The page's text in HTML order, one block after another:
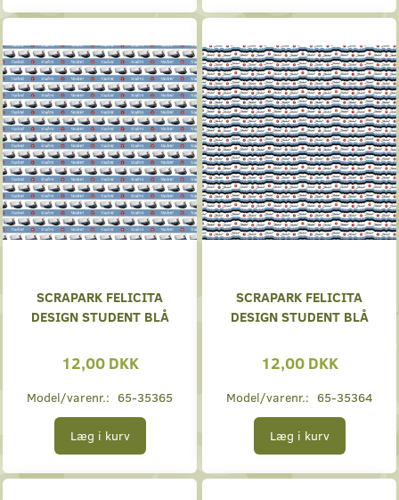
SCRAPARK FELICITA
DESIGN STUDENT BLÅ
12,00 DKK
Model/varenr.: 65-35365
Læg i kurv
SCRAPARK FELICITA
DESIGN STUDENT BLÅ
12,00 DKK
Model/varenr.: 65-35364
Læg i kurv